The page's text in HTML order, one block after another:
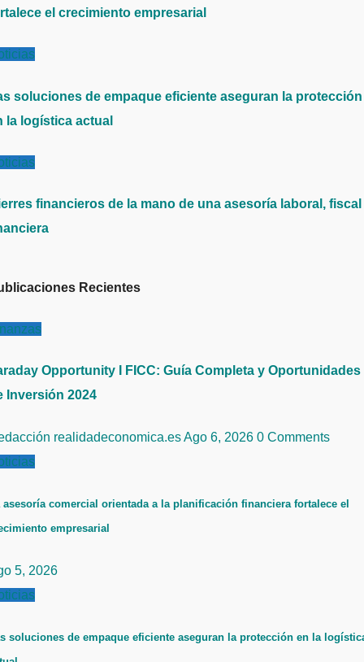
el crecimiento empresarial
soluciones de empaque eficiente aseguran la protección
la logística actual
financieros de la mano de una asesoría laboral, fiscal
Recientes
Opportunity I FICC: Guía Completa y Oportunidades
Inversión 2024
realidadeconomica.esAgo 6, 2026 0 Comments
asesoría comercial orientada a la planificación financiera fortalece el
empresarial
5, 2026
soluciones de empaque eficiente aseguran la protección en la